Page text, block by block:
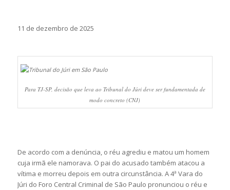
11 de dezembro de 2025
Para TJ-SP, decisão que leva ao Tribunal do Júri deve ser fundamentada de
modo concreto (CNJ)
De acordo com a denúncia, o réu agrediu e matou um homem
cuja irmã ele namorava. O pai do acusado também atacou a
vítima e morreu depois em outra circunstância. A 4ª Vara do
Júri do Foro Central Criminal de São Paulo pronunciou o réu e